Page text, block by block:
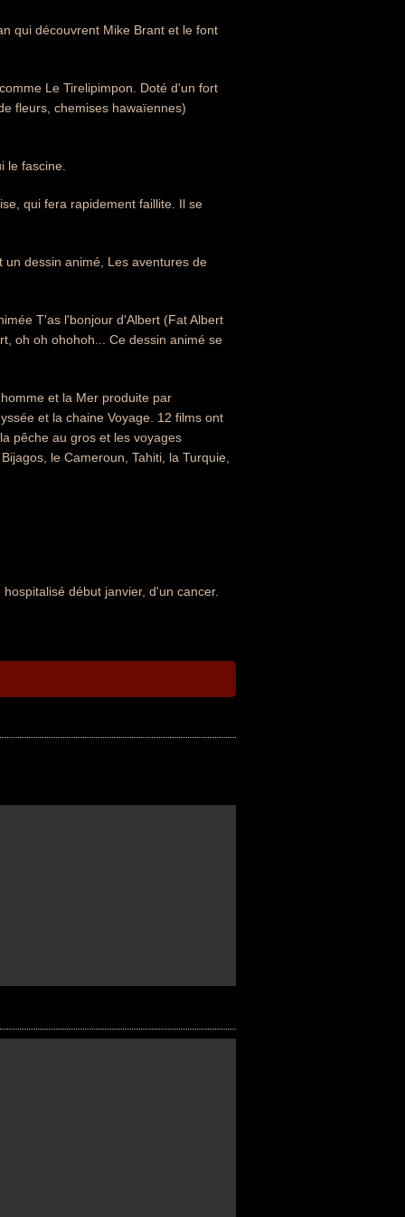
qui découvrent Mike Brant et le font
Le Tirelipimpon. Doté d'un fort
fleurs, chemises hawaïennes)
le fascine.
qui fera rapidement faillite. Il se
dessin animé, Les aventures de
T'as l'bonjour d'Albert (Fat Albert
oh oh ohohoh... Ce dessin animé se
et la Mer produite par
et la chaine Voyage. 12 films ont
pêche au gros et les voyages
le Cameroun, Tahiti, la Turquie,
début janvier, d'un cancer.